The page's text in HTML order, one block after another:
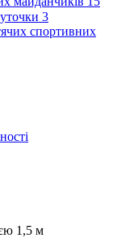
3
спортивних
1,5 м